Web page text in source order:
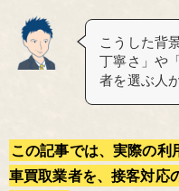
こうした背
丁寧さ」や
者を選ぶ人
この記事では、実際の利
車買取業者を、接客対応